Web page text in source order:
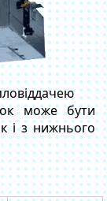
може бути
і з нижнього